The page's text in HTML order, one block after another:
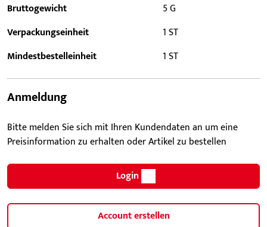
Bruttogewicht
5 G
Verpackungseinheit
1 ST
Mindestbestelleinheit
1 ST
Anmeldung
Bitte melden Sie sich mit Ihren Kundendaten an um eine
Preisinformation zu erhalten oder Artikel zu bestellen
Login
Account erstellen